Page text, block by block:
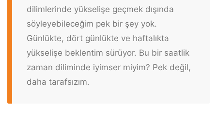
dilimlerinde yükselişe geçmek dışında
söyleyebileceğim pek bir şey yok.
Günlükte, dört günlükte ve haftalıkta
yükselişe beklentim sürüyor. Bu bir saatlik
zaman diliminde iyimser miyim? Pek değil,
daha tarafsızım.